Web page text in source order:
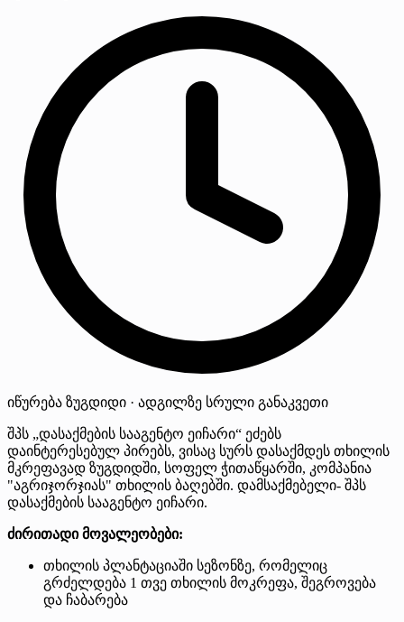
იწურება ზუგდიდი · ადგილზე სრული განაკვეთი
შპს „დასაქმების სააგენტო ეიჩარი“ ეძებს
დაინტერესებულ პირებს, ვისაც სურს დასაქმდეს თხილის
მკრეფავად ზუგდიდში, სოფელ ჭითაწყარში, კომპანია
"აგრიჯორჯიას" თხილის ბაღებში. დამსაქმებელი- შპს
დასაქმების სააგენტო ეიჩარი.
ძირითადი მოვალეობები:
თხილის პლანტაციაში სეზონზე, რომელიც
გრძელდება 1 თვე თხილის მოკრეფა, შეგროვება
და ჩაბარება